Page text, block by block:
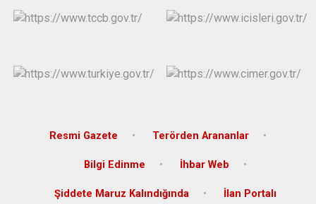
Resmi Gazete Terörden Arananlar
Bilgi Edinme İhbar Web
Şiddete Maruz Kalındığında İlan Portalı